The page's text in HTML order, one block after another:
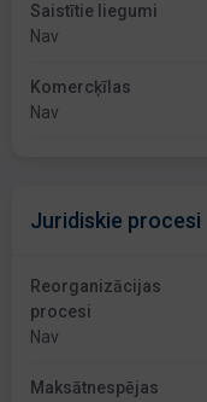
Saistītie liegumi
Nav
Komercķīlas
Nav
Juridiskie procesi
Reorganizācijas
procesi
Nav
Maksātnespējas